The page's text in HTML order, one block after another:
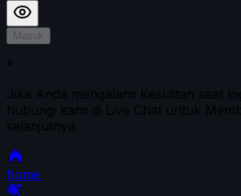
Masuk
*
Jika Anda mengalami Kesulitan saat
hubungi kami di Live Chat untuk
selanjutnya
home